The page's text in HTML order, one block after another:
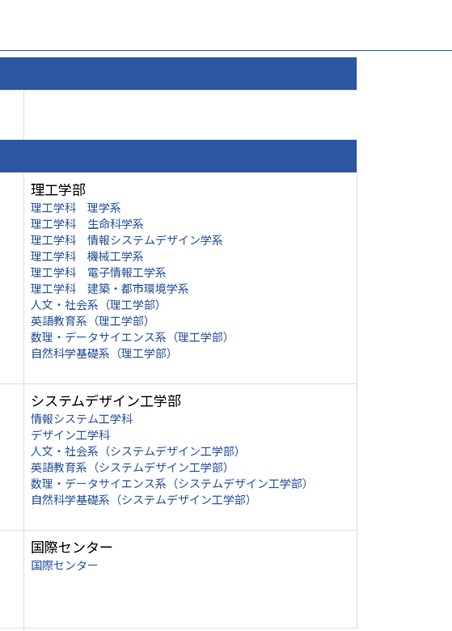
理工学部
理工学科 理学系
理工学科 生命科学系
理工学科 情報システムデザイン学系
理工学科 機械工学系
理工学科 電子情報工学系
理工学科 建築・都市環境学系
人文・社会系（理工学部）
英語教育系（理工学部）
数理・データサイエンス系（理工学部）
自然科学基礎系（理工学部）
システムデザイン工学部
情報システム工学科
デザイン工学科
人文・社会系（システムデザイン工学部）
英語教育系（システムデザイン工学部）
数理・データサイエンス系（システムデザイン工学部）
自然科学基礎系（システムデザイン工学部）
国際センター
国際センター